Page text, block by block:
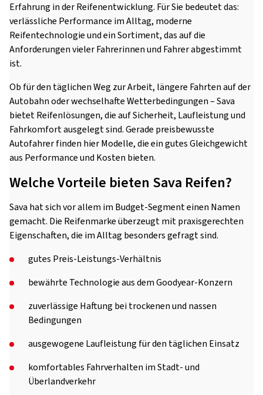
Erfahrung in der Reifenentwicklung. Für Sie bedeutet das:
verlässliche Performance im Alltag, moderne
Reifentechnologie und ein Sortiment, das auf die
Anforderungen vieler Fahrerinnen und Fahrer abgestimmt
ist.
Ob für den täglichen Weg zur Arbeit, längere Fahrten auf der
Autobahn oder wechselhafte Wetterbedingungen – Sava
bietet Reifenlösungen, die auf Sicherheit, Laufleistung und
Fahrkomfort ausgelegt sind. Gerade preisbewusste
Autofahrer finden hier Modelle, die ein gutes Gleichgewicht
aus Performance und Kosten bieten.
Welche Vorteile bieten Sava Reifen?
Sava hat sich vor allem im Budget-Segment einen Namen
gemacht. Die Reifenmarke überzeugt mit praxisgerechten
Eigenschaften, die im Alltag besonders gefragt sind.
gutes Preis-Leistungs-Verhältnis
bewährte Technologie aus dem Goodyear-Konzern
zuverlässige Haftung bei trockenen und nassen
Bedingungen
ausgewogene Laufleistung für den täglichen Einsatz
komfortables Fahrverhalten im Stadt- und
Überlandverkehr